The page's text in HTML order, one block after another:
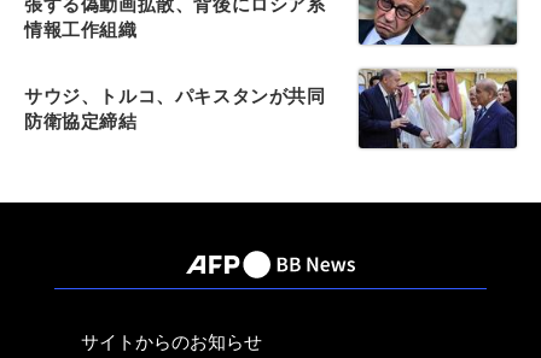
情報工作組織
サウジ、トルコ、パキスタンが共同
防衛協定締結
サイトからのお知らせ